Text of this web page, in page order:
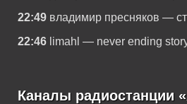
22:49 владимир пресняков —
22:46 limahl — never ending
Каналы радиостанции